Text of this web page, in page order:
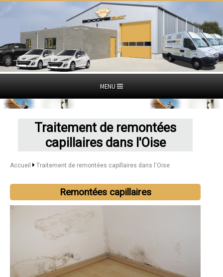
MENU
Traitement de remontées
capillaires dans l'Oise
Accueil Traitement de remontées capillaires dans l'Oise
Remontées capillaires